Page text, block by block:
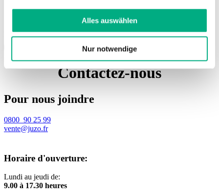
Weitere Informationen finden Sie in
DatenschutzerklärungundImpressum
Alles auswählen
Nur notwendige
Réseaux sociaux
Contactez-nous
Pour nous joindre
0800 90 25 99
vente@juzo.fr
Horaire d'ouverture:
Lundi au jeudi de:
9.00 à 17.30 heures